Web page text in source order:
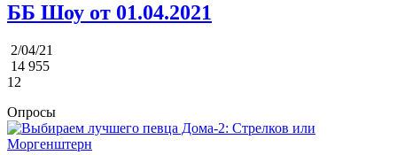
ББ Шоу от 01.04.2021
2/04/21
14 955
12
Опросы